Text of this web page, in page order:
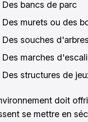
Des bancs de parc
Des murets ou des
Des souches d'arbres
Des marches
Des structures de
doit
se mettre en